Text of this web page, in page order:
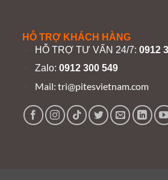
HỖ TRỢ KHÁCH HÀNG
HỖ TRỢ TƯ VẤN 24/7:0912
Zalo:0912 300 549
Mail:tri@pitesvietnam.com